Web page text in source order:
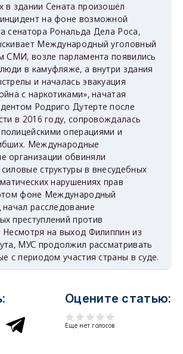
в здании Сената произошёл
на фоне возможной
сенатора Рональда Дела Роса,
Международный уголовный
СМИ, возле парламента появились
в камуфляже, а внутри здания
и началась эвакуация
с наркотиками», начатая
Родриго Дутерте после
в 2016 году, сопровождалась
операциями и
Международные
организации обвиняли
структуры в внесудебных
нарушениях прав
фоне Международный
расследование
преступлений против
Несмотря на выход Филиппин из
МУС продолжил рассматривать
с периодом участия страны в суде.
Оцените статью:
Еще нет голосов